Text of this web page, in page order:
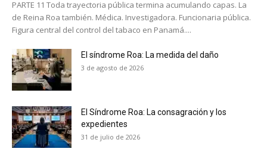
No te pierdas de las
últimas noticias
Suscríbete a nuestro boletín diario y
PARTE 11 Toda trayectoria pública termina acumulando capas. La
de Reina Roa también. Médica. Investigadora. Funcionaria pública.
Figura central del control del tabaco en Panamá....
El síndrome Roa: La medida del daño
3 de agosto de 2026
El Síndrome Roa: La consagración y los
expedientes
31 de julio de 2026